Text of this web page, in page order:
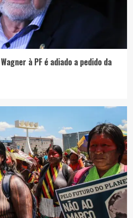
à PF é adiado a pedido da